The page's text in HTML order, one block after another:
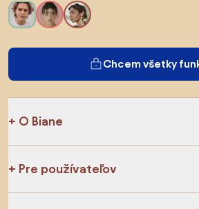
Chcem všetky
O Biane
Pre používateľov